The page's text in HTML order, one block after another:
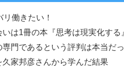
働きたい！
は1冊の本『思考は現実化する』
門であるという評判は本当だ
家邦彦さんから学んだ結果